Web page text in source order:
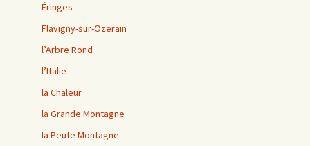
Éringes
Flavigny-sur-Ozerain
l’Arbre Rond
l’Italie
la Chaleur
la Grande Montagne
la Peute Montagne